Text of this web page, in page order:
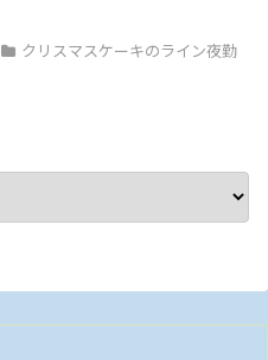
クリスマスケーキのライン夜勤